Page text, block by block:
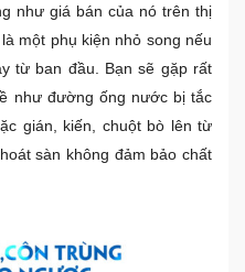
như giá bán của nó trên thị
một phụ kiện nhỏ song nếu
từ ban đầu. Bạn sẽ gặp rất
như đường ống nước bị tắc
gián, kiến, chuột bò lên từ
sàn không đảm bảo chất